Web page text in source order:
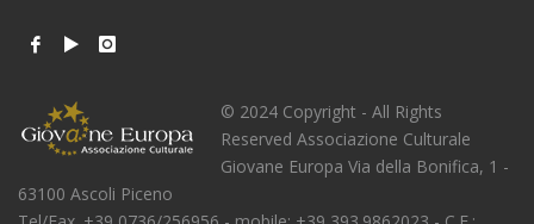
© 2024 Copyright - All Rights
Reserved Associazione Culturale
Giovane Europa Via della Bonifica, 1 -
63100 Ascoli Piceno